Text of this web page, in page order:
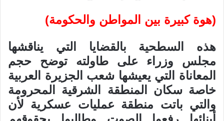
(هوة كبيرة بين المواطن والحكومة)
هذه السطحية بالقضايا التي يناقشها
مجلس وزراء على طاولته توضح حجم
المعاناة التي يعيشها شعب الجزيرة العربية
خاصة سكان المنطقة الشرقية المحرومة
والتي باتت منطقة عمليات عسكرية لأن